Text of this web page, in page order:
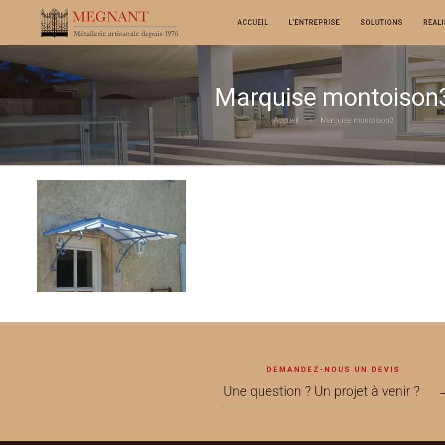
ACCUEIL L’ENTREPRISE SOLUTIONS
Marquise
Accueil Marquise montoison3
DEMANDEZ-NOUS UN DEVIS
Une question ? Un projet à venir ?